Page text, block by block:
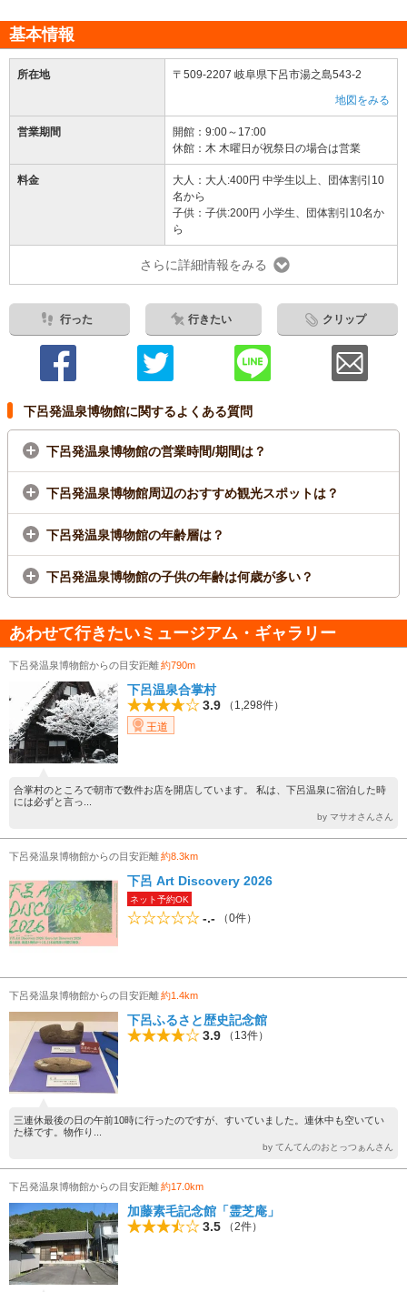
基本情報
所在地
〒509-2207 岐阜県下呂市湯之島543-2
地図をみる
営業期間
開館：9:00～17:00
休館：木 木曜日が祝祭日の場合は営業
料金
大人：大人:400円 中学生以上、団体割引10
名から
子供：子供:200円 小学生、団体割引10名か
ら
さらに詳細情報をみる
行った 行きたい クリップ
下呂発温泉博物館に関するよくある質問
下呂発温泉博物館の営業時間/期間は？
下呂発温泉博物館周辺のおすすめ観光スポットは？
下呂発温泉博物館の年齢層は？
下呂発温泉博物館の子供の年齢は何歳が多い？
あわせて行きたいミュージアム・ギャラリー
下呂発温泉博物館からの目安距離約790m
下呂温泉合掌村
3.9
（1,298件）
王道
合掌村のところで朝市で数件お店を開店しています。 私は、下呂温泉に宿泊した時
には必ずと言っ...
by マサオさんさん
下呂発温泉博物館からの目安距離約8.3km
下呂 Art Discovery 2026
ネット予約OK
-.- （0件）
下呂発温泉博物館からの目安距離約1.4km
下呂ふるさと歴史記念館
3.9
（13件）
三連休最後の日の午前10時に行ったのですが、すいていました。連休中も空いてい
た様です。物作り...
by てんてんのおとっつぁんさん
下呂発温泉博物館からの目安距離約17.0km
加藤素毛記念館「霊芝庵」
3.5
（2件）